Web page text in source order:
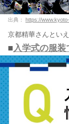
出典： https://
京都精華さんといえ
■ 入学式の服